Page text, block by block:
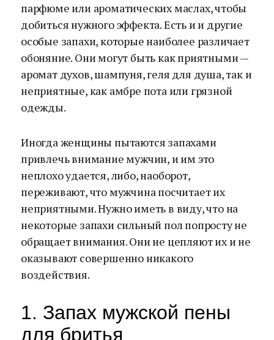
парфюме или ароматических маслах, чтобы
добиться нужного эффекта. Есть и и другие
особые запахи, которые наиболее различает
обоняние. Они могут быть как приятными —
аромат духов, шампуня, геля для душа, так и
неприятные, как амбре пота или грязной
одежды.
Иногда женщины пытаются запахами
привлечь внимание мужчин, и им это
неплохо удается, либо, наоборот,
переживают, что мужчина посчитает их
неприятными. Нужно иметь в виду, что на
некоторые запахи сильный пол попросту не
обращает внимания. Они не цепляют их и не
оказывают совершенно никакого
воздействия.
1. Запах мужской пены
для бритья